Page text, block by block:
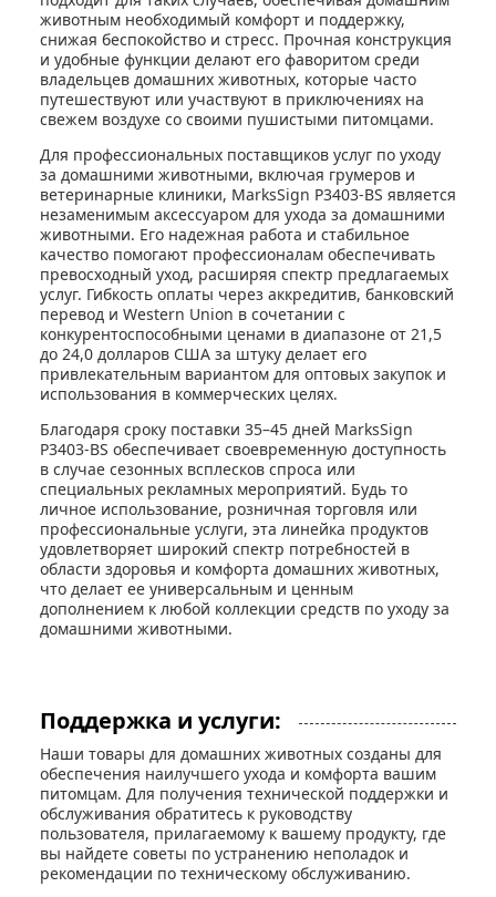
животным необходимый комфорт и поддержку,
снижая беспокойство и стресс. Прочная конструкция
и удобные функции делают его фаворитом среди
владельцев домашних животных, которые часто
путешествуют или участвуют в приключениях на
свежем воздухе со своими пушистыми питомцами.
Для профессиональных поставщиков услуг по уходу
за домашними животными, включая грумеров и
ветеринарные клиники, MarksSign P3403-BS является
незаменимым аксессуаром для ухода за домашними
животными. Его надежная работа и стабильное
качество помогают профессионалам обеспечивать
превосходный уход, расширяя спектр предлагаемых
услуг. Гибкость оплаты через аккредитив, банковский
перевод и Western Union в сочетании с
конкурентоспособными ценами в диапазоне от 21,5
до 24,0 долларов США за штуку делает его
привлекательным вариантом для оптовых закупок и
использования в коммерческих целях.
Благодаря сроку поставки 35–45 дней MarksSign
P3403-BS обеспечивает своевременную доступность
в случае сезонных всплесков спроса или
специальных рекламных мероприятий. Будь то
личное использование, розничная торговля или
профессиональные услуги, эта линейка продуктов
удовлетворяет широкий спектр потребностей в
области здоровья и комфорта домашних животных,
что делает ее универсальным и ценным
дополнением к любой коллекции средств по уходу за
домашними животными.
Поддержка и услуги:
Наши товары для домашних животных созданы для
обеспечения наилучшего ухода и комфорта вашим
питомцам. Для получения технической поддержки и
обслуживания обратитесь к руководству
пользователя, прилагаемому к вашему продукту, где
вы найдете советы по устранению неполадок и
рекомендации по техническому обслуживанию.